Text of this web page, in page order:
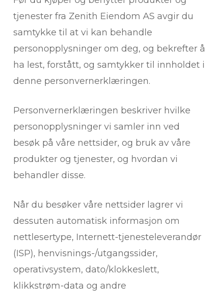
tjenester fra Zenith Eiendom AS avgir du
samtykke til at vi kan behandle
personopplysninger om deg, og bekrefter å
ha lest, forstått, og samtykker til innholdet i
denne personvernerklæringen.
Personvernerklæringen beskriver hvilke
personopplysninger vi samler inn ved
besøk på våre nettsider, og bruk av våre
produkter og tjenester, og hvordan vi
behandler disse.
Når du besøker våre nettsider lagrer vi
dessuten automatisk informasjon om
nettlesertype, Internett-tjenesteleverandør
(ISP), henvisnings-/utgangssider,
operativsystem, dato/klokkeslett,
klikkstrøm-data og andre